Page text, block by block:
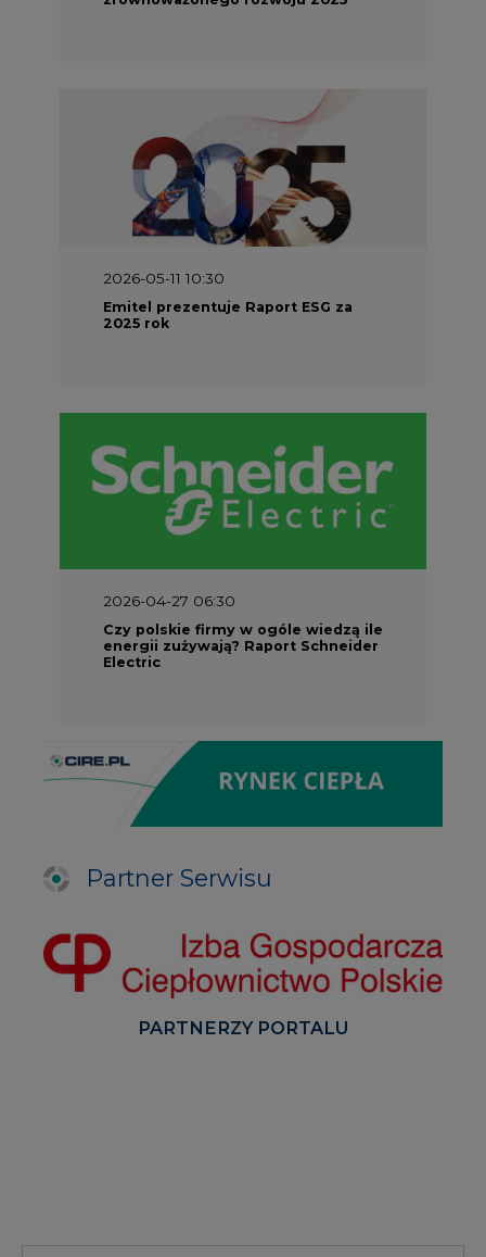
2026-05-11 10:30
Emitel prezentuje Raport ESG za
2025 rok
2026-04-27 06:30
Czy polskie firmy w ogóle wiedzą ile
energii zużywają? Raport Schneider
Electric
Partner Serwisu
PARTNERZY PORTALU